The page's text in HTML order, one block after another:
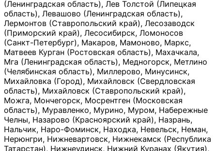
(Ленинградская область), Лев Толстой (Липецкая
область), Левашово (Ленинградская область),
Лермонтов (Ставропольский край), Лесозаводск
(Приморский край), Лесосибирск, Ломоносов
(Санкт-Петербург), Макаров, Мамоново, Маркс,
Матвеев Курган (Ростовская область), Махачкала,
Мга (Ленинградская область), Медногорск, Метлино
(Челябинская область), Миллерово, Минусинск,
Михайловка (Город), Михайловск (Свердловская
область), Михайловск (Ставропольский край),
Можга, Мончегорск, Мосрентген (Московская
область), Муравленко, Мурино, Муром, Набережные
Челны, Назарово (Красноярский край), Назрань,
Нальчик, Наро-Фоминск, Находка, Невельск, Неман,
Нерюнгри, Нижневартовск, Нижнекамск (Республика
Татарстан), Нижнеудинск, Нижний Куранах (Якутия),